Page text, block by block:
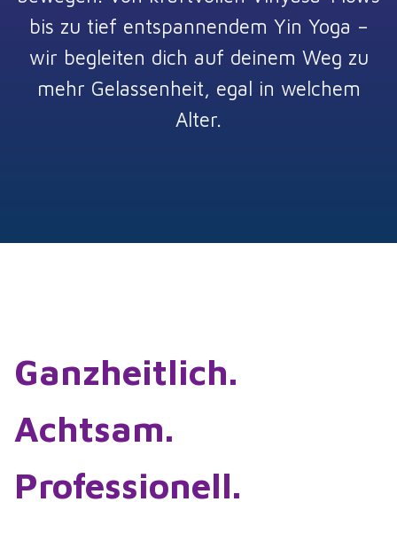
bis zu tief entspannendem Yin Yoga –
wir begleiten dich auf deinem Weg zu
mehr Gelassenheit, egal in welchem
Alter.
Ganzheitlich.
Achtsam.
Professionell.